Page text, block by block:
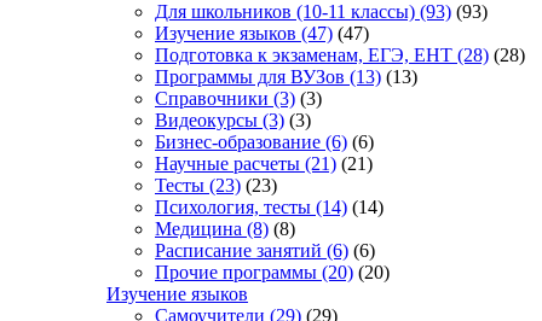
Для школьников (10-11 классы) (93) (93)
Изучение языков (47) (47)
Подготовка к экзаменам, ЕГЭ, ЕНТ (28) (28)
Программы для ВУЗов (13) (13)
Справочники (3) (3)
Видеокурсы (3) (3)
Бизнес-образование (6) (6)
Научные расчеты (21) (21)
Тесты (23) (23)
Психология, тесты (14) (14)
Медицина (8) (8)
Расписание занятий (6) (6)
Прочие программы (20) (20)
Изучение языков
Самоучители (29) (29)